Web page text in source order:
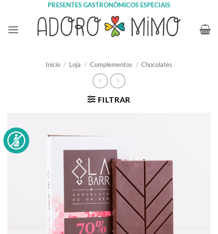
content
PRESENTES GASTRONÔMICOS ESPECIAIS
Início / Loja / Complementos / Chocolates
FILTRAR